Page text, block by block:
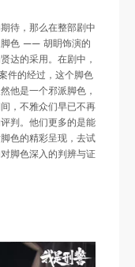
待，那么在整部剧中
脚色 —— 胡眀饰演的
达的采用。在剧中，
件的经过，这个脚色
他是一个邪派脚色，
，不雅众们早已不再
判。他们更多的是能
色的精彩呈现，去试
脚色深入的判辨与证